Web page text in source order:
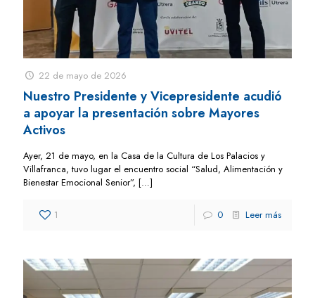
22 de mayo de 2026
Nuestro Presidente y Vicepresidente acudió
a apoyar la presentación sobre Mayores
Activos
Ayer, 21 de mayo, en la Casa de la Cultura de Los Palacios y
Villafranca, tuvo lugar el encuentro social “Salud, Alimentación y
Bienestar Emocional Senior”, […]
1 0 Leer más